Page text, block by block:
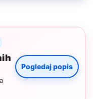
Pogledaj popis